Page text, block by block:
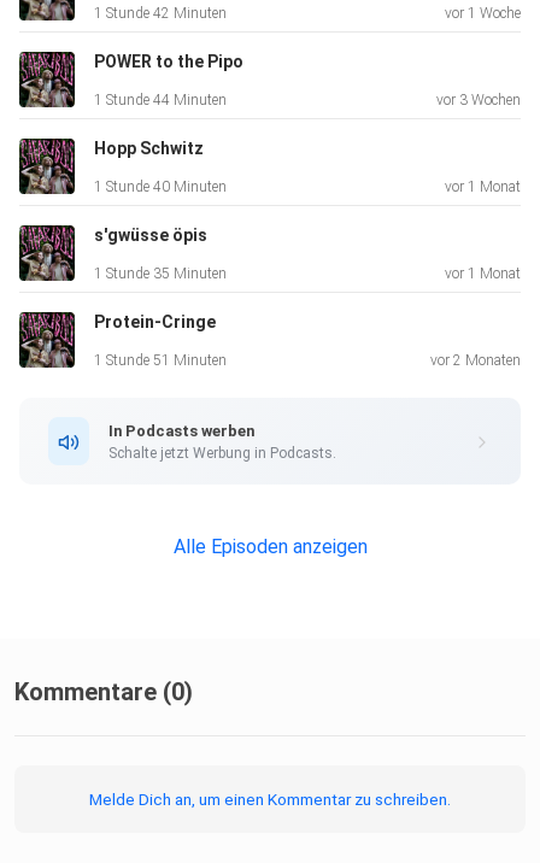
1 Stunde 42 Minuten vor 1 Woche
POWER to the Pipo
1 Stunde 44 Minuten vor 3 Wochen
Hopp Schwitz
1 Stunde 40 Minuten vor 1 Monat
s'gwüsse öpis
1 Stunde 35 Minuten vor 1 Monat
Protein-Cringe
1 Stunde 51 Minuten vor 2 Monaten
In Podcasts werben
Schalte jetzt Werbung in Podcasts.
Alle Episoden anzeigen
Kommentare (0)
Melde Dich an, um einen Kommentar zu schreiben.